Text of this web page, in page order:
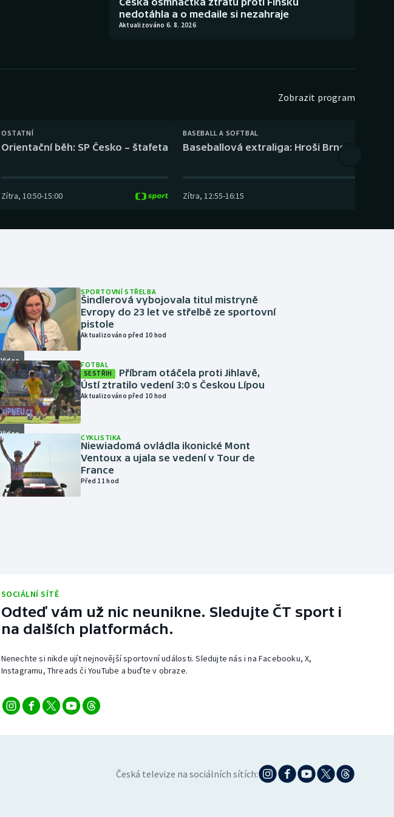
nedotáhla a o medaile si nezahraje
Aktualizováno 6. 8. 2026
Zobrazit program
OSTATNÍ
Orientační běh: SP Česko – štafeta
Zítra, 10:50-15:00
BASEBALL A SOFTBAL
Baseballová extraliga: Hroši Brno – Eagles
Zítra, 12:55-16:15
Video
SPORTOVNÍ STŘELBA
Šindlerová vybojovala titul mistryně
Evropy do 23 let ve střelbě ze sportovní
pistole
Aktualizováno před 10 hod
Video
FOTBAL
SESTŘIH
Příbram otáčela proti Jihlavě,
Ústí ztratilo vedení 3:0 s Českou Lípou
Aktualizováno před 10 hod
CYKLISTIKA
Niewiadomá ovládla ikonické Mont
Ventoux a ujala se vedení v Tour de
France
Před 11 hod
SOCIÁLNÍ SÍTĚ
Odteď vám už nic neunikne. Sledujte ČT sport i
na dalších platformách.
Nenechte si nikde ujít nejnovější sportovní události. Sledujte nás i na Facebooku, X,
Instagramu, Threads či YouTube a buďte v obraze.
Česká televize na sociálních sítích: